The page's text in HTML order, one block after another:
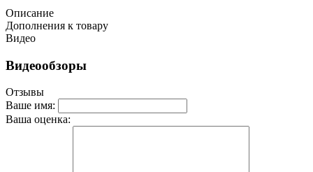
Описание
Дополнения к товару
Видео
Видеообзоры
Отзывы
Ваше имя:
Ваша оценка: